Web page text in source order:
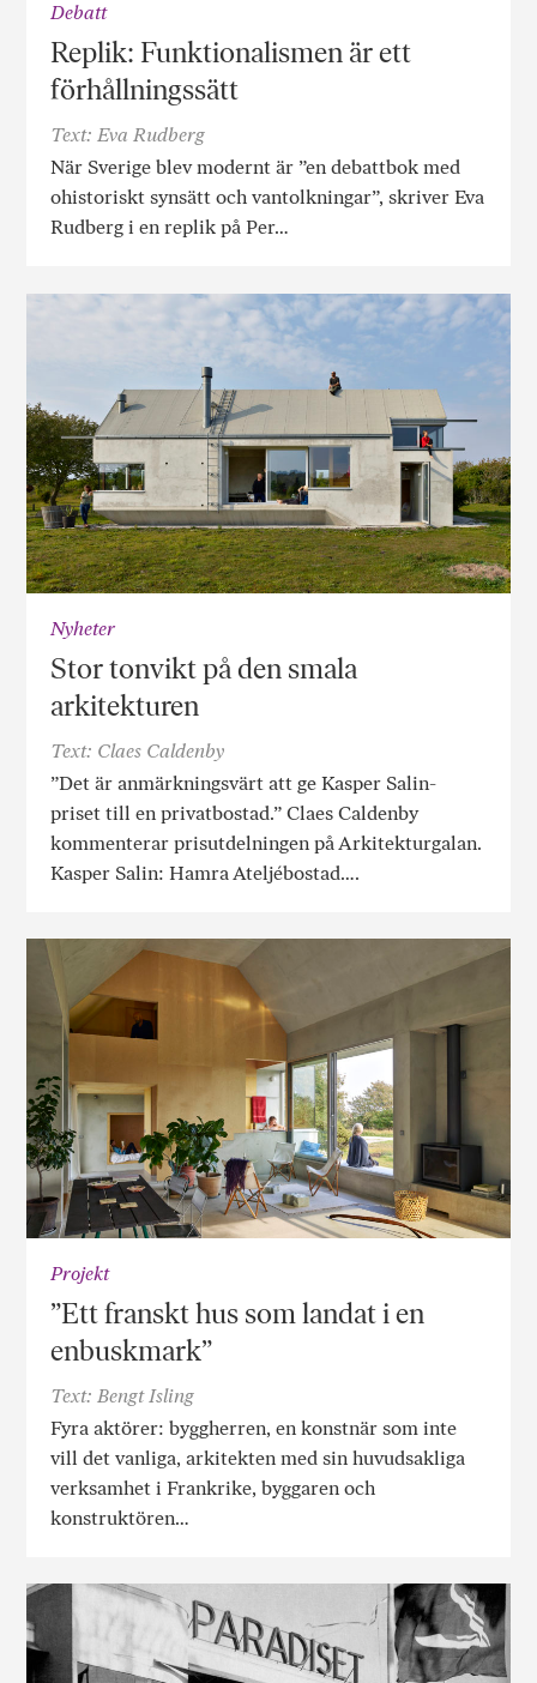
Debatt
Replik: Funktionalismen är ett
förhållningssätt
Text: Eva Rudberg
När Sverige blev modernt är ”en debattbok med
ohistoriskt synsätt och vantolkningar”, skriver Eva
Rudberg i en replik på Per…
Nyheter
Stor tonvikt på den smala
arkitekturen
Text: Claes Caldenby
”Det är anmärkningsvärt att ge Kasper Salin-
priset till en privatbostad.” Claes Caldenby
kommenterar prisutdelningen på Arkitekturgalan.
Kasper Salin: Hamra Ateljébostad….
Projekt
”Ett franskt hus som landat i en
enbuskmark”
Text: Bengt Isling
Fyra aktörer: byggherren, en konstnär som inte
vill det vanliga, arkitekten med sin huvudsakliga
verksamhet i Frankrike, byggaren och
konstruktören…